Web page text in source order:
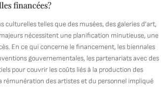
financées?
telles que des musées, des galeries d’art,
nécessitent une planification minutieuse, une
En ce qui concerne le financement, les biennales
gouvernementales, les partenariats avec des
pour couvrir les coûts liés à la production des
rémunération des artistes et du personnel impliqué